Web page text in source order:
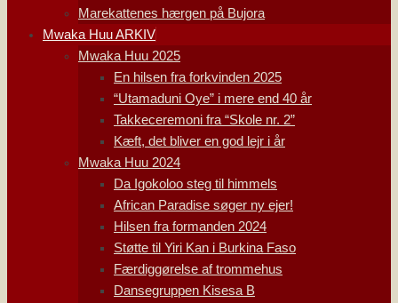
Marekattenes hærgen på Bujora
Mwaka Huu ARKIV
Mwaka Huu 2025
En hilsen fra forkvinden 2025
“Utamaduni Oye” i mere end 40 år
Takkeceremoni fra “Skole nr. 2”
Kæft, det bliver en god lejr i år
Mwaka Huu 2024
Da Igokoloo steg til himmels
African Paradise søger ny ejer!
Hilsen fra formanden 2024
Støtte til Yiri Kan i Burkina Faso
Færdiggørelse af trommehus
Dansegruppen Kisesa B